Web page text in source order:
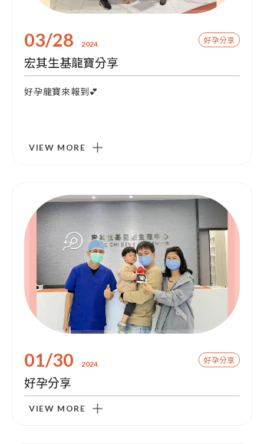
03/28 2024 好孕分享
宏其生基龍寶分享
好孕龍寶來報到💕
VIEW MORE
01/30 2024 好孕分享
好孕分享
VIEW MORE